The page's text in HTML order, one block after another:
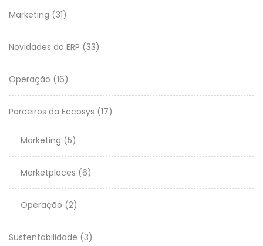
Marketing (31)
Novidades do ERP (33)
Operação (16)
Parceiros da Eccosys (17)
Marketing (5)
Marketplaces (6)
Operação (2)
Sustentabilidade (3)